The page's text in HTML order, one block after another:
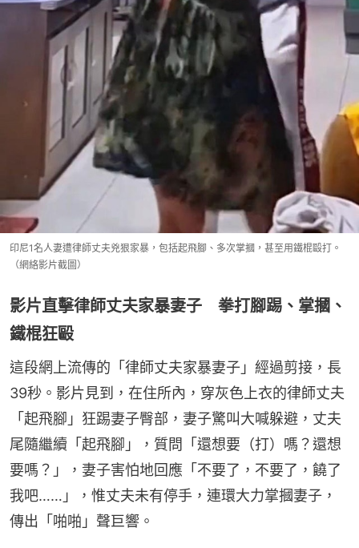
印尼1名人妻遭律師丈夫兇狠家暴，包括起飛腳、多次掌摑，甚至用鐵棍毆打。
（網絡影片截圖）
影片直擊律師丈夫家暴妻子 拳打腳踢、掌摑、
鐵棍狂毆
這段網上流傳的「律師丈夫家暴妻子」經過剪接，長
39秒。影片見到，在住所內，穿灰色上衣的律師丈夫
「起飛腳」狂踢妻子臀部，妻子驚叫大喊躲避，丈夫
尾隨繼續「起飛腳」，質問「還想要（打）嗎？還想
要嗎？」，妻子害怕地回應「不要了，不要了，饒了
我吧……」，惟丈夫未有停手，連環大力掌摑妻子，
傳出「啪啪」聲巨響。